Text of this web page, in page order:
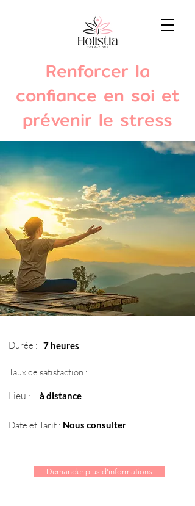
Renforcer la
confiance en soi et
prévenir le stress
Durée : 7 heures
Taux de satisfaction :
Lieu : à distance
Date et Tarif : Nous consulter
Demander plus d'informations